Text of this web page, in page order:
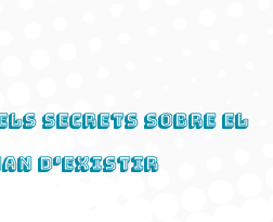
secrets sobre el
d'existir